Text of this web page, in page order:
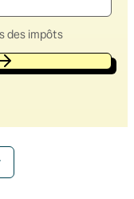
des impôts